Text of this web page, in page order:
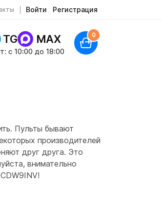
Войти Регистрация
TG MAX
c 10:00 до 18:00
0
Пульты бывают
производителей
друг друга. Это
внимательно